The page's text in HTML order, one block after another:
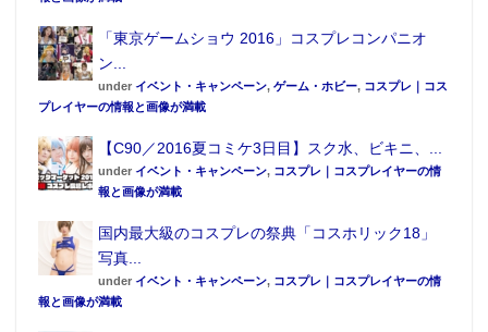
「東京ゲームショウ 2016」コスプレコンパニオ
ン...
under イベント・キャンペーン, ゲーム・ホビー, コスプレ｜コス
プレイヤーの情報と画像が満載
【C90／2016夏コミケ3日目】スク水、ビキニ、...
under イベント・キャンペーン, コスプレ｜コスプレイヤーの情
報と画像が満載
国内最大級のコスプレの祭典「コスホリック18」
写真...
under イベント・キャンペーン, コスプレ｜コスプレイヤーの情
報と画像が満載